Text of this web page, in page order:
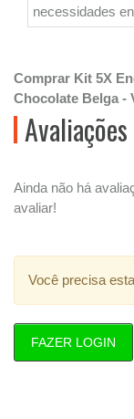
necessidades
Comprar Kit 5X
Chocolate Belga -
Avaliações
Ainda não há
avaliar!
Você precisa
FAZER LOGIN